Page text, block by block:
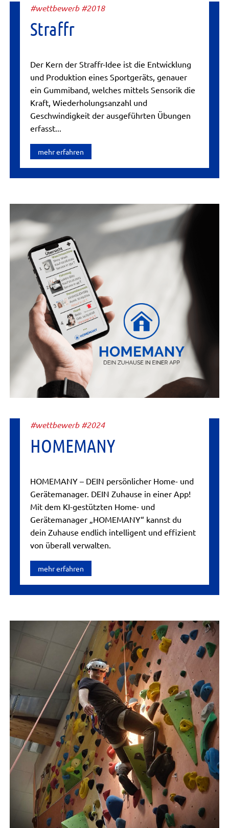
#wettbewerb #2018
Straffr
Der Kern der Straffr-Idee ist die Entwicklung
und Produktion eines Sportgeräts, genauer
ein Gummiband, welches mittels Sensorik die
Kraft, Wiederholungsanzahl und
Geschwindigkeit der ausgeführten Übungen
erfasst...
mehr erfahren
#wettbewerb #2024
HOMEMANY
HOMEMANY – DEIN persönlicher Home- und
Gerätemanager. DEIN Zuhause in einer App!
Mit dem KI-gestützten Home- und
Gerätemanager „HOMEMANY“ kannst du
dein Zuhause endlich intelligent und effizient
von überall verwalten.
mehr erfahren